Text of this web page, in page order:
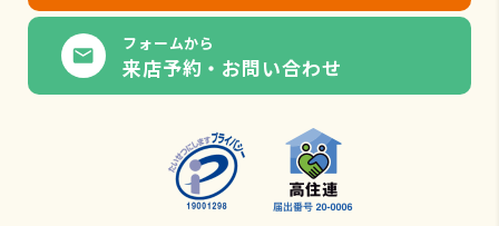
フォームから
来店予約・お問い合わせ